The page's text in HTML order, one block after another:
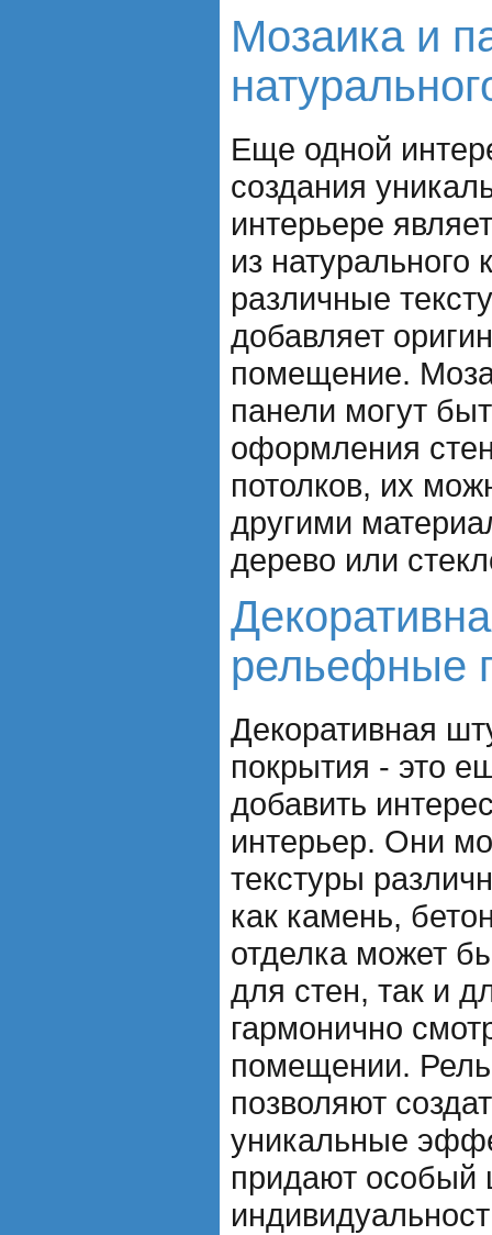
Мозаика и
Еще одной
создания
интерьере
из
различные
добавляет
помещение.
панели могут
оформления
потолков, их
другими
дерево или
рельефные
Декоративная
покрытия - это
добавить
интерьер. Они
текстуры
как камень,
отделка может
для стен, так и
гармонично
помещении.
позволяют
уникальные
придают особый